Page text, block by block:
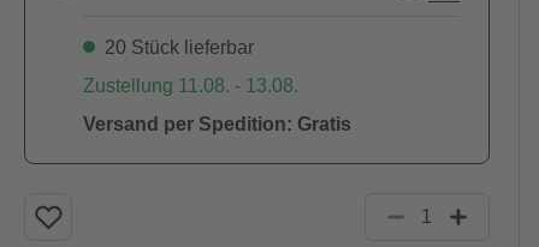
20 Stück lieferbar
Zustellung 11.08. - 13.08.
Versand per Spedition: Gratis